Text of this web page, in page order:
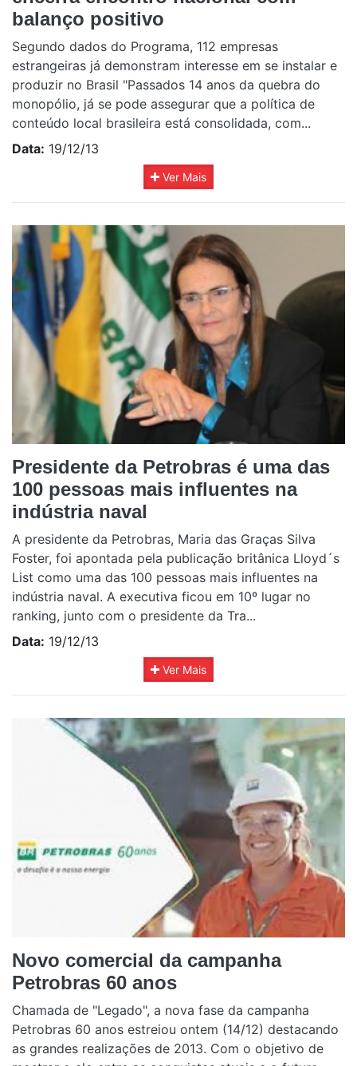
balanço positivo
Segundo dados do Programa, 112 empresas
estrangeiras já demonstram interesse em se instalar e
produzir no Brasil "Passados 14 anos da quebra do
monopólio, já se pode assegurar que a política de
conteúdo local brasileira está consolidada, com...
Data: 19/12/13
Ver Mais
Presidente da Petrobras é uma das
100 pessoas mais influentes na
indústria naval
A presidente da Petrobras, Maria das Graças Silva
Foster, foi apontada pela publicação britânica Lloyd´s
List como uma das 100 pessoas mais influentes na
indústria naval. A executiva ficou em 10º lugar no
ranking, junto com o presidente da Tra...
Data: 19/12/13
Ver Mais
Novo comercial da campanha
Petrobras 60 anos
Chamada de "Legado", a nova fase da campanha
Petrobras 60 anos estreiou ontem (14/12) destacando
as grandes realizações de 2013. Com o objetivo de